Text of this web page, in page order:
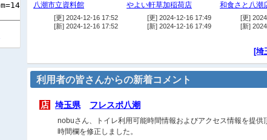
八潮市立資料館
[更] 2024-12-16 17:52
[新] 2024-12-16 17:52
やよい軒草加稲荷店
[更] 2024-12-16 17:49
[新] 2024-12-16 17:49
和食さと八潮
[更]
[新]
[埼
利用者の皆さんからの新着コメント
店 埼玉県 フレスポ八潮
nobuさん、トイレ利用可能時間情報およびアクセス情報を提
時間欄を修正しました。